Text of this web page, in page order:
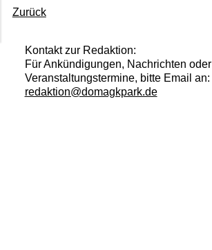
Zurück
Kontakt zur Redaktion:
Für Ankündigungen, Nachrichten oder
Veranstaltungstermine, bitte Email an:
redaktion@domagkpark.de